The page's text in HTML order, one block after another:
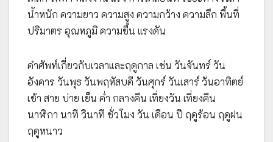
น้ำหนัก ความยาว ความสูง ความกว้าง ความลึก พื้นที่
ปริมาตร อุณหภูมิ ความชื้น แรงดัน
คำศัพท์เกี่ยวกับเวลาและฤดูกาล เช่น วันจันทร์ วัน
อังคาร วันพุธ วันพฤหัสบดี วันศุกร์ วันเสาร์ วันอาทิตย์
เช้า สาย บ่าย เย็น ค่ำ กลางคืน เที่ยงวัน เที่ยงคืน
นาฬิกา นาที วินาที ชั่วโมง วัน เดือน ปี ฤดูร้อน ฤดูฝน
ฤดูหนาว